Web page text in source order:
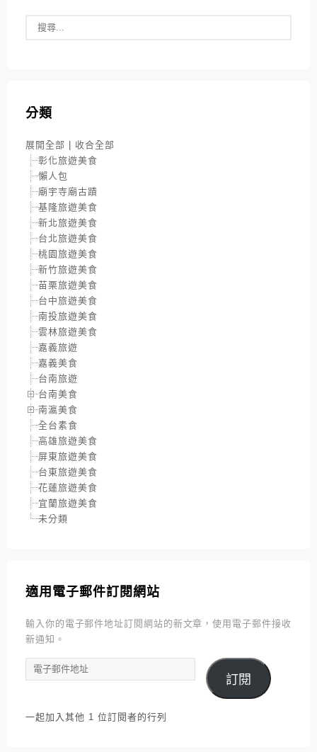
分類
展開全部 | 收合全部
彰化旅遊美食
懶人包
廟宇寺廟古蹟
基隆旅遊美食
新北旅遊美食
台北旅遊美食
桃園旅遊美食
新竹旅遊美食
苗栗旅遊美食
台中旅遊美食
南投旅遊美食
雲林旅遊美食
嘉義旅遊
嘉義美食
台南旅遊
台南美食
南瀛美食
全台素食
高雄旅遊美食
屏東旅遊美食
台東旅遊美食
花蓮旅遊美食
宜蘭旅遊美食
未分類
適用電子郵件訂閱網站
輸入你的電子郵件地址訂閱網站的新文章，使用電子郵件接收
新通知。
電
子
件
訂閱
一起加入其他 1 位訂閱者的行列